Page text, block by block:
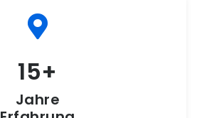
15
Jahre